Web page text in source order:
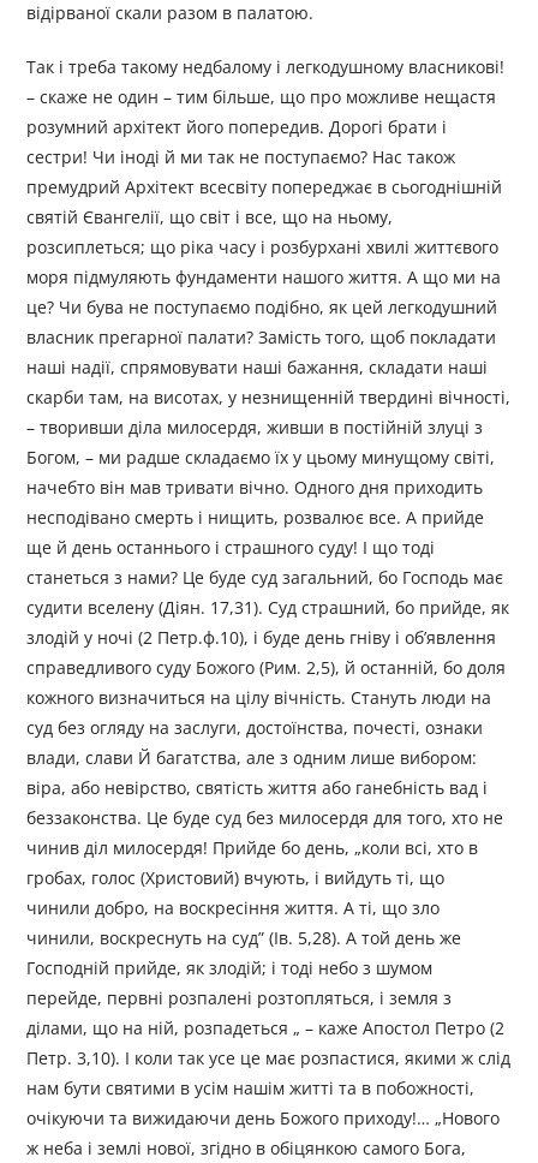
відірваної скали разом в палатою.
Так і треба такому недбалому і легкодушному власникові!
– скаже не один – тим більше, що про можливе нещастя
розумний архітект його попередив. Дорогі брати і
сестри! Чи іноді й ми так не поступаємо? Нас також
премудрий Архітект всесвіту попереджає в сьогоднішній
святій Євангелії, що світ і все, що на ньому,
розсиплеться; що ріка часу і розбурхані хвилі життєвого
моря підмуляють фундаменти нашого життя. А що ми на
це? Чи бува не поступаємо подібно, як цей легкодушний
власник прегарної палати? Замість того, щоб покладати
наші надії, спрямовувати наші бажання, складати наші
скарби там, на висотах, у незнищенній твердині вічності,
– творивши діла милосердя, живши в постійній злуці з
Богом, – ми радше складаємо їх у цьому минущому світі,
начебто він мав тривати вічно. Одного дня приходить
несподівано смерть і нищить, розвалює все. А прийде
ще й день останнього і страшного суду! І що тоді
станеться з нами? Це буде суд загальний, бо Господь має
судити вселену (Діян. 17,31). Суд страшний, бо прийде, як
злодій у ночі (2 Петр.ф.10), і буде день гніву і об’явлення
справедливого суду Божого (Рим. 2,5), й останній, бо доля
кожного визначиться на цілу вічність. Стануть люди на
суд без огляду на заслуги, достоїнства, почесті, ознаки
влади, слави Й багатства, але з одним лише вибором:
віра, або невірство, святість життя або ганебність вад і
беззаконства. Це буде суд без милосердя для того, хто не
чинив діл милосердя! Прийде бо день, „коли всі, хто в
гробах, голос (Христовий) вчують, і вийдуть ті, що
чинили добро, на воскресіння життя. А ті, що зло
чинили, воскреснуть на суд” (Ів. 5,28). А той день же
Господній прийде, як злодій; і тоді небо з шумом
перейде, первні розпалені розтопляться, і земля з
ділами, що на ній, розпадеться „ – каже Апостол Петро (2
Петр. 3,10). І коли так усе це має розпастися, якими ж слід
нам бути святими в усім нашім житті та в побожності,
очікуючи та вижидаючи день Божого приходу!… „Нового
ж неба і землі нової, згідно в обіцянкою самого Бога,